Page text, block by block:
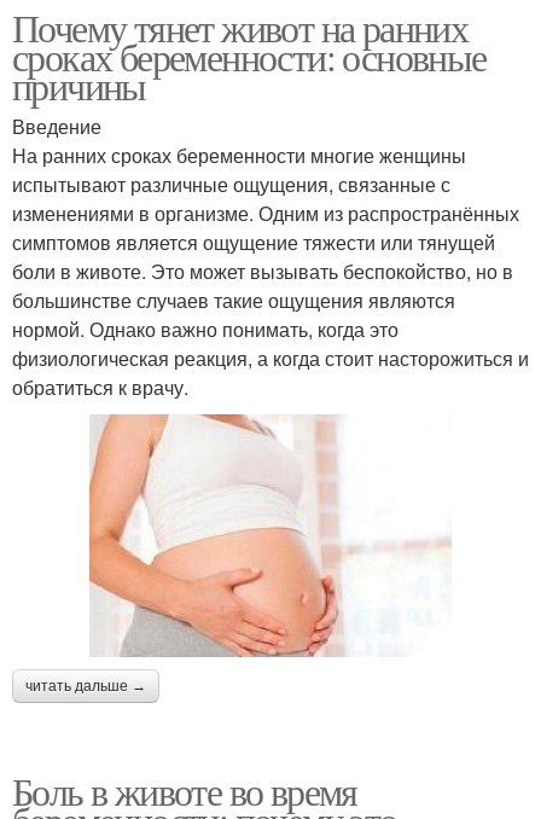
Почему тянет живот на ранних
сроках беременности: основные
причины
Введение
На ранних сроках беременности многие женщины
испытывают различные ощущения, связанные с
изменениями в организме. Одним из распространённых
симптомов является ощущение тяжести или тянущей
боли в животе. Это может вызывать беспокойство, но в
большинстве случаев такие ощущения являются
нормой. Однако важно понимать, когда это
физиологическая реакция, а когда стоит насторожиться и
обратиться к врачу.
читать дальше →
Боль в животе во время